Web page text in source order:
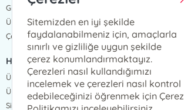
Gizlilik Sözleşmesi
Üyelik Sözleşmesi
Çerez Politikası
HIZLI ERİŞİM
Üye Ol
Üye Giriş
Sipariş Takip
Sitemizden en iyi şekilde
faydalanabilmeniz için, amaçlarla
sınırlı ve gizliliğe uygun şekilde
çerez konumlandırmaktayız.
Çerezleri nasıl kullandığımızı
incelemek ve çerezleri nasıl kontrol
edebileceğinizi öğrenmek için Çerez